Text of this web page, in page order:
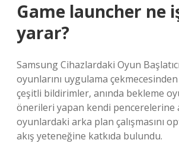
Game launcher ne
yarar?
Samsung Cihazlardaki Oyun
oyunlarını uygulama
çeşitli bildirimler, anında bekleme
önerileri yapan kendi pencerelerine
oyunlardaki arka plan çalışmasını
akış yeteneğine katkıda bulundu.